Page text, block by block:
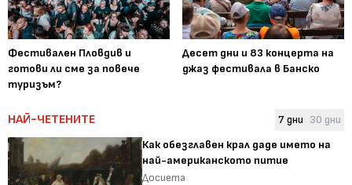
Фестивален Пловдив и
готови ли сме за повече
туризъм?
Десет дни и 83 концерта на
джаз фестивала в Банско
НАЙ-ЧЕТЕНИТЕ 7 дни 30 дни
Как обезглавен крал даде името на
най-американското питие
Досиета